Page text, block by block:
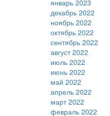
январь 2023
декабрь 2022
ноябрь 2022
октябрь 2022
сентябрь 2022
август 2022
июль 2022
июнь 2022
май 2022
апрель 2022
март 2022
февраль 2022